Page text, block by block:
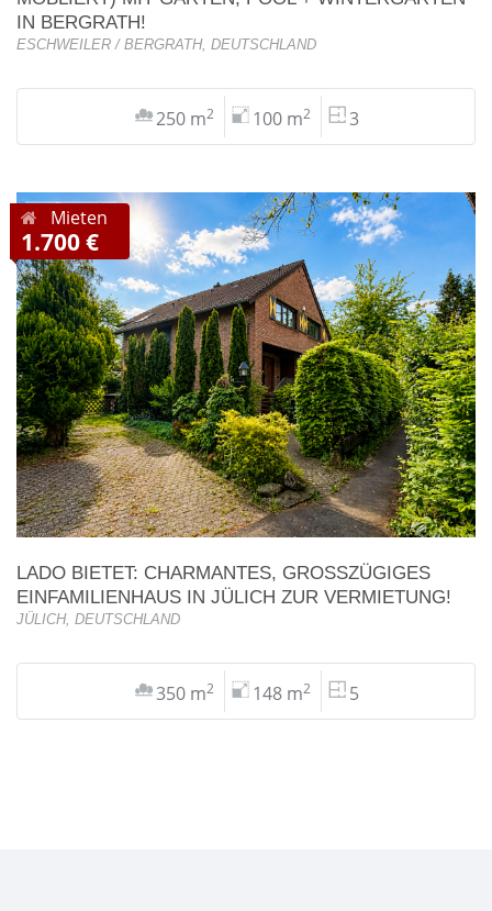
IN BERGRATH!
ESCHWEILER / BERGRATH, DEUTSCHLAND
250 m2 100 m2 3
Mieten
1.700 €
LADO BIETET: CHARMANTES, GROSSZÜGIGES E
INFAMILIENHAUS IN JÜLICH ZUR VERMIETUNG!
JÜLICH, DEUTSCHLAND
350 m2 148 m2 5